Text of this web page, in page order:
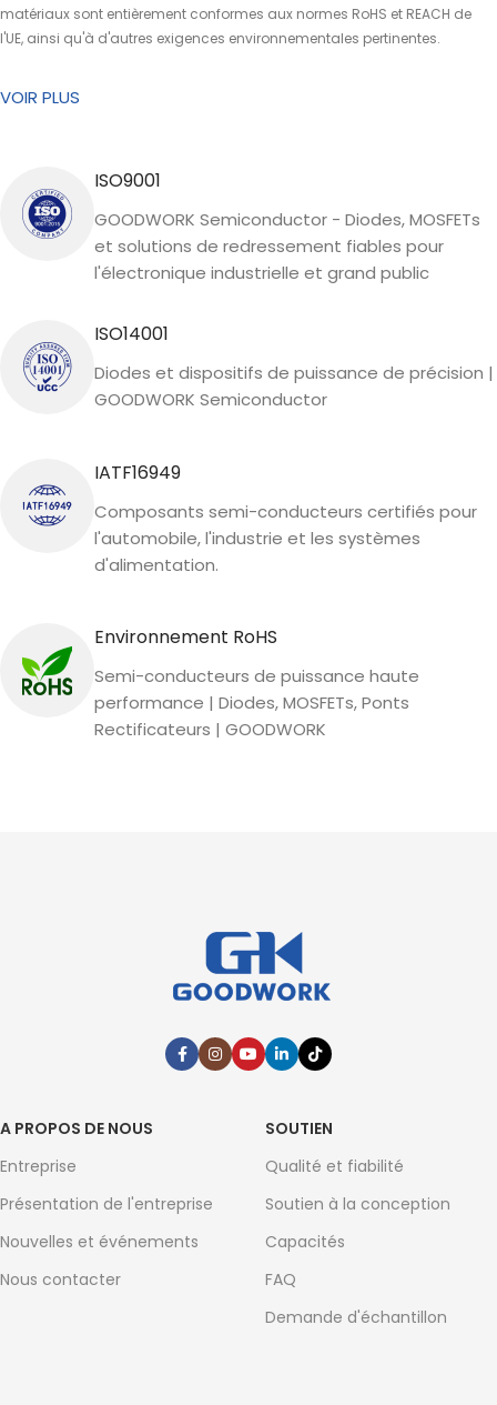
matériaux sont entièrement conformes aux normes RoHS et REACH de
l'UE, ainsi qu'à d'autres exigences environnementales pertinentes.
VOIR PLUS
ISO9001
GOODWORK Semiconductor - Diodes, MOSFETs
et solutions de redressement fiables pour
l'électronique industrielle et grand public
ISO14001
Diodes et dispositifs de puissance de précision |
GOODWORK Semiconductor
IATF16949
Composants semi-conducteurs certifiés pour
l'automobile, l'industrie et les systèmes
d'alimentation.
Environnement RoHS
Semi-conducteurs de puissance haute
performance | Diodes, MOSFETs, Ponts
Rectificateurs | GOODWORK
A PROPOS DE NOUS
Entreprise
Présentation de l'entreprise
Nouvelles et événements
Nous contacter
SOUTIEN
Qualité et fiabilité
Soutien à la conception
Capacités
FAQ
Demande d'échantillon